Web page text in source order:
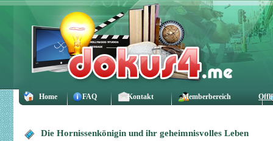
Home FAQ Kontakt Memberbereich
Die Hornissenkönigin und ihr geheimnisvolles Leben